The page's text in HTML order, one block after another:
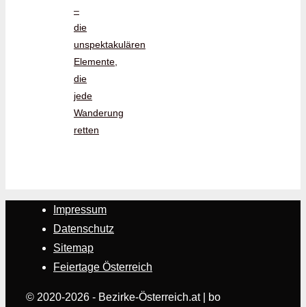
–
die
unspektakulären
Elemente,
die
jede
Wanderung
retten
Impressum
Datenschutz
Sitemap
Feiertage Österreich
© 2020-2026 - Bezirke-Österreich.at | bo